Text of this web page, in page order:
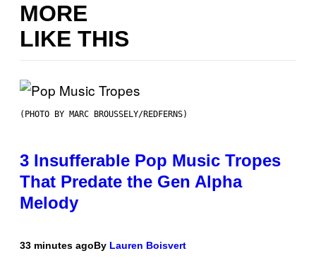
MORE
LIKE THIS
(PHOTO BY MARC BROUSSELY/REDFERNS)
3 Insufferable Pop Music Tropes
That Predate the Gen Alpha
Melody
33 minutes agoBy Lauren Boisvert